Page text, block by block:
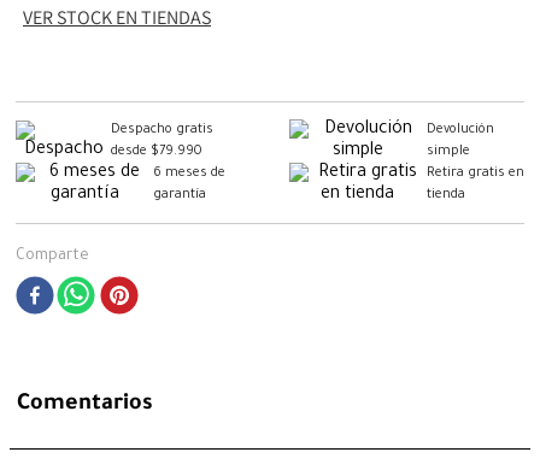
VER STOCK EN TIENDAS
Despacho gratis
desde $79.990
Devolución
simple
6 meses de
garantía
Retira gratis en
tienda
Comparte
Comentarios